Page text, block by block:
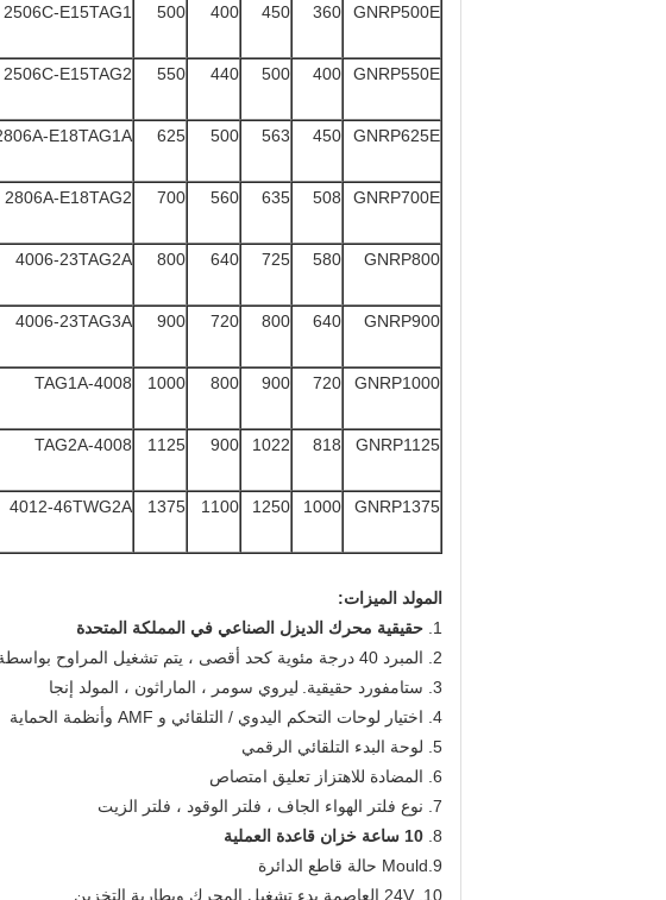
GNRP500E
360
450
400
500
2506C-E15TAG1
GNRP550E
400
500
440
550
2506C-E15TAG2
GNRP625E
450
563
500
625
E18TAG1A
GNRP700E
508
635
560
700
2806A-E18TAG2
GNRP800
580
725
640
800
4006-23TAG2A
GNRP900
640
800
720
900
4006-23TAG3A
GNRP1000
720
900
800
1000
4008-TAG1A
GNRP1125
818
1022
900
1125
4008-TAG2A
GNRP1375
1000
1250
1100
1375
4012-46TWG2A
المولد الميزات:
1. حقيقية محرك الديزل الصناعي في المملكة المتحدة
2. المبرد 40 درجة مئوية كحد أقصى ، يتم تشغيل المراوح بواسطة حزام ، مع حارس السلامة
3. ستامفورد حقيقية.
ليروي سومر ، الماراثون ، المولد إنجا
4. اختيار لوحات التحكم اليدوي / التلقائي و AMF وأنظمة الحماية
5. لوحة البدء التلقائي الرقمي
6. المضادة للاهتزاز تعليق امتصاص
7. نوع فلتر الهواء الجاف ، فلتر الوقود ، فلتر الزيت
8. 10 ساعة خزان قاعدة العملية
9.Mould حالة قاطع الدائرة
10. 24V العاصمة بدء تشغيل المحرك وبطارية التخزين